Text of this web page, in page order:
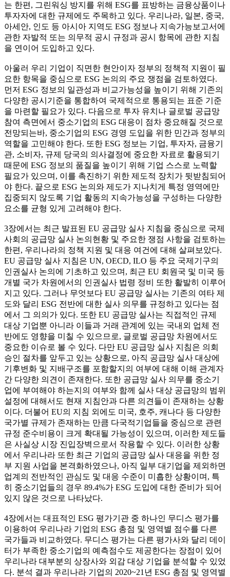
는 한편, 그린워싱 방지를 위해 ESG를 표방하는 금융상품이나
투자자에 대한 규제에도 주목하고 있다. 우리나라, 일본, 중국,
아세안, 인도 등 아시아 지역도 ESG 정보나 지속가능보고서에
관한 자발적 또는 의무적 공시 규정과 공시 항목에 관한 지침
을 연이어 도입하고 있다.
아울러 우리 기업이 직면한 현안이자 정부의 정책적 지원이 필
요한 항목을 중심으로 ESG 논의의 주요 쟁점을 검토하였다.
먼저 ESG 정보의 일관성과 비교가능성을 높이기 위해 기존의
다양한 공시기준을 통합하여 국제적으로 통용되는 표준 기준
을 마련할 필요가 있다. 다음으로 투자 유치나 글로벌 공급망
참여 측면에서 중소기업의 ESG 대응이 점차 중요해질 것으로
전망되는바, 중소기업의 ESG 경영 도입을 위한 민간과 정부의
역할을 고민해야 한다. 또한 ESG 정보는 기업, 투자자, 금융기
관, 소비자, 규제 당국의 의사결정에 중요한 자료로 활용되기
때문에 ESG 정보의 품질을 높이기 위해 기업 스스로 노력할
필요가 있으며, 이를 촉진하기 위한 제도적 장치가 뒷받침되어
야 한다. 끝으로 ESG 논의와 제도가 지나치게 특정 영역에만
집중되지 않도록 기업 활동의 지속가능성을 구성하는 다양한
요소를 균형 있게 고려해야 한다.
3장에서는 최근 발표된 EU 공급망 실사 지침을 중심으로 국제
사회의 공급망 실사 논의현황 및 주요한 쟁점 사항을 검토하는
한편, 우리나라의 정책 지원 및 대응 여건에 대해 살펴보았다.
EU 공급망 실사 지침은 UN, OECD, ILO 등 주요 국제기구의
인권실사 논의에 기초하고 있으며, 최근 EU 회원국 및 미국 등
개별 국가 차원에서의 인권실사 법령 정비 또한 활발히 이루어
지고 있다. 그러나 무엇보다 EU 공급망 실사는 기존의 여타 제
도와 달리 ESG 전반에 대한 실사 의무를 규정하고 있다는 점
에서 그 의의가 있다. 또한 EU 공급망 실사는 직접적인 규제
대상 기업뿐 아니라 이들과 거래 관계에 있는 국내외 업체 전
반에도 영향을 미칠 수 있으므로, 글로벌 공급망 차원에서도
중요한 이슈로 볼 수 있다. 다만 EU 공급망 실사 지침은 의회
승인 절차를 앞두고 있는 상황으로, 아직 공급망 실사 대상에
기후변화 및 지배구조를 포함할지의 여부에 대해 이해 관계자
간 다양한 의견이 존재한다. 또한 공급망 실사 의무를 중소기
업에 부여해야 하는지의 여부와 함께 실사 대상 공급망의 범위
설정에 대해서도 현재 지침안과 다른 의견들이 존재하는 상황
이다. 더불어 EU의 지침 외에도 미국, 호주, 캐나다 등 다양한
국가별 규제가 존재하는 만큼 다국적기업들을 중심으로 관련
규정 준수비용이 크게 확대될 가능성이 있으며, 이러한 제도들
은 사실상 시장 진입장벽으로서 작용할 수 있다. 이러한 상황
에서 우리나라 또한 최근 기업의 공급망 실사 대응을 위한 정
부 지원 사업을 본격화하였으나, 아직 일부 대기업을 제외하면
업계의 전반적인 관심도 및 대응 수준이 미흡한 상황이며, 특
히 중소기업들의 경우 89.4%가 ESG 도입에 대한 준비가 되어
있지 않은 것으로 나타났다.
4장에서는 대표적인 ESG 평가기관 중 하나인 무디스 평가를
이용하여 우리나라 기업의 ESG 총점 및 영역별 점수를 다른
국가들과 비교하였다. 무디스 평가는 다른 평가사와 달리 데이
터가 부족한 중소기업의 예측점수도 제공한다는 장점이 있어
우리나라 대부분의 상장사와 외감 대상 기업을 분석할 수 있었
다. 분석 결과 우리나라 기업의 2020~21년 ESG 총점 및 영역별